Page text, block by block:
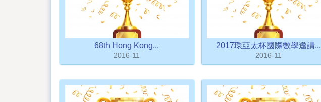
68th Hong Kong...
2016-11
2017環亞太杯國際數學邀請...
2016-11